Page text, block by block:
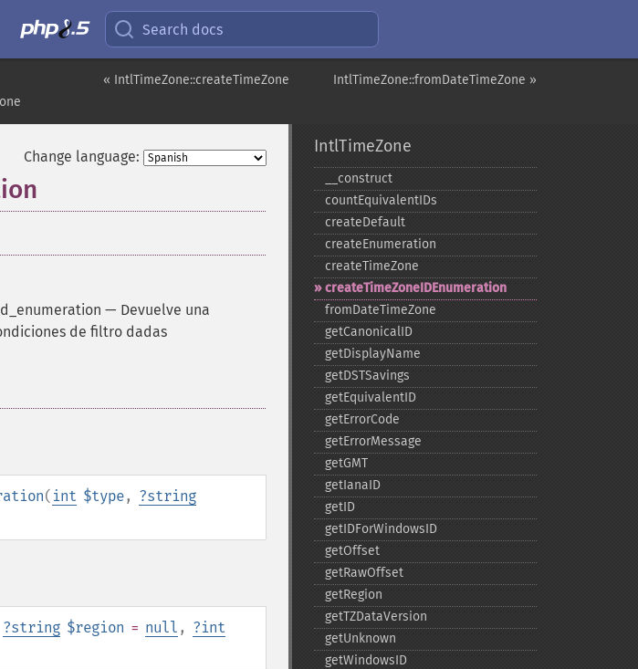
Search docs
IntlTimeZone::fromDateTimeZone »
« IntlTimeZone::createTimeZone
Change language:
— Devuelve una
de filtro dadas
( int $type, ?string
?string $region = null , ?int
IntlTimeZone
_​_​construct
countEquivalentIDs
createDefault
createEnumeration
createTimeZone
createTimeZoneIDEnumeration
fromDateTimeZone
getCanonicalID
getDisplayName
getDSTSavings
getEquivalentID
getErrorCode
getErrorMessage
getGMT
getIanaID
getID
getIDForWindowsID
getOffset
getRawOffset
getRegion
getTZDataVersion
getUnknown
getWindowsID